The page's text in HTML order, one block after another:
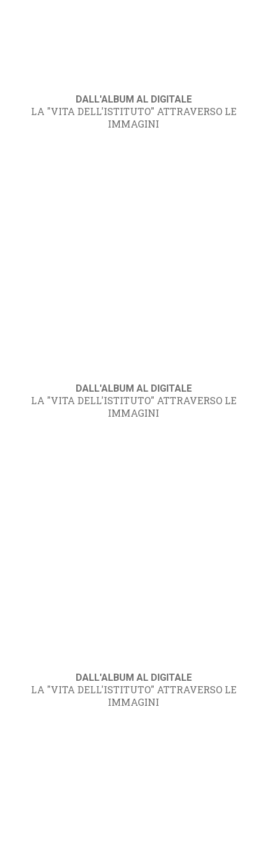
DALL'ALBUM AL DIGITALE
LA "VITA DELL'ISTITUTO" ATTRAVERSO LE
IMMAGINI
DALL'ALBUM AL DIGITALE
LA "VITA DELL'ISTITUTO" ATTRAVERSO LE
IMMAGINI
DALL'ALBUM AL DIGITALE
LA "VITA DELL'ISTITUTO" ATTRAVERSO LE
IMMAGINI